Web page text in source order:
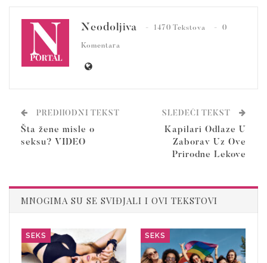
Neodoljiva 1470 Tekstova 0
Komentara
PREDHODNI TEKST
Šta žene misle o
seksu? VIDEO
SLEDEĆI TEKST
Kapilari Odlaze U
Zaborav Uz Ove
Prirodne Lekove
MNOGIMA SU SE SVIĐJALI I OVI TEKSTOVI
SEKS SEKS